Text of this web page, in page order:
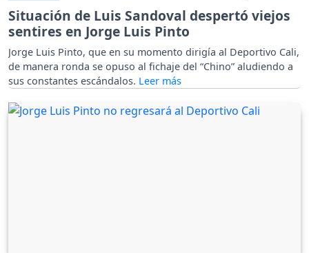
Situación de Luis Sandoval despertó viejos
sentires en Jorge Luis Pinto
Jorge Luis Pinto, que en su momento dirigía al Deportivo Cali,
de manera ronda se opuso al fichaje del “Chino” aludiendo a
sus constantes escándalos.